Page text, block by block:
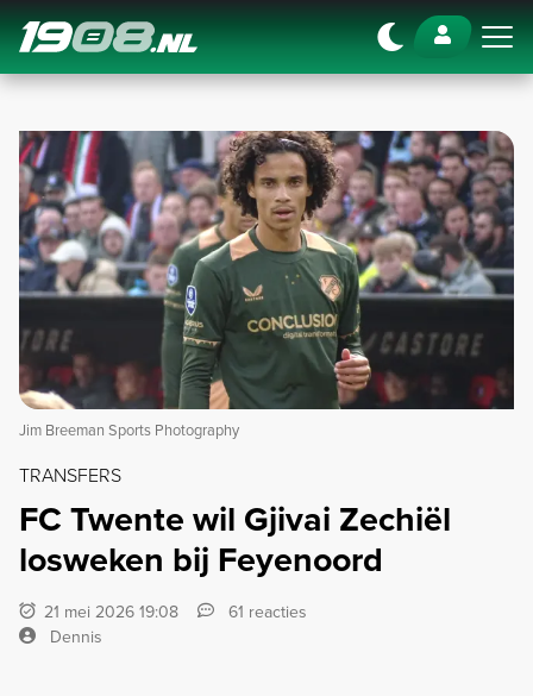
Navigation
Jim Breeman Sports Photography
TRANSFERS
FC Twente wil Gjivai Zechiël
losweken bij Feyenoord
21 mei 2026 19:08
61 reacties
Dennis